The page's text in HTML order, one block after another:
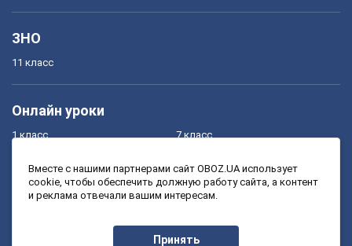
ЗНО
11 класс
Онлайн уроки
1 класс
3 класс
7 класс
9 класс
Вместе с нашими партнерами сайт OBOZ.UA использует
cookie, чтобы обеспечить должную работу сайта, а контент
и реклама отвечали вашим интересам.
Принять